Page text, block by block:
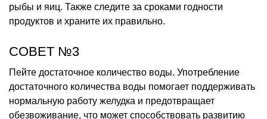
рыбы и яиц. Также следите за сроками годности
продуктов и храните их правильно.
СОВЕТ №3
Пейте достаточное количество воды. Употребление
достаточного количества воды помогает поддерживать
нормальную работу желудка и предотвращает
обезвоживание, что может способствовать развитию